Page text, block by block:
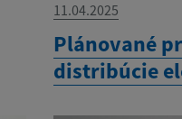
11.04.2025
Plánované
distribúcie